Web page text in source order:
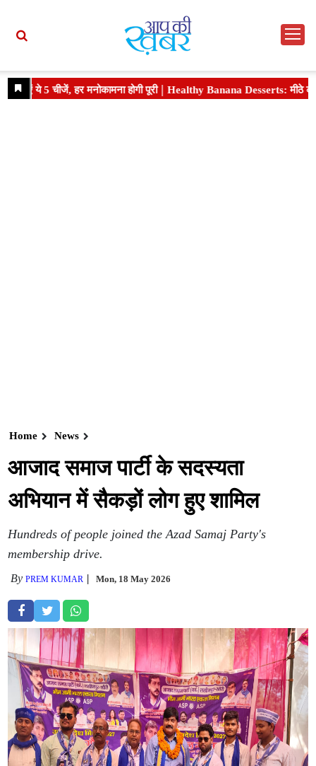
Home News
आजाद समाज पार्टी के सदस्यता
अभियान में सैकड़ों लोग हुए शामिल
Hundreds of people joined the Azad Samaj Party's
membership drive.
ByPREM KUMAR Mon, 18 May 2026